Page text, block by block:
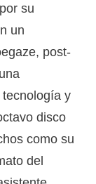
su
un
post-
y
disco
como su
del